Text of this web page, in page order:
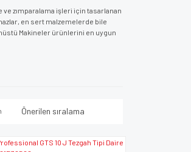
zımparalama işleri için tasarlanan
en sert malzemelerde bile
Makineler ürünlerini en uygun